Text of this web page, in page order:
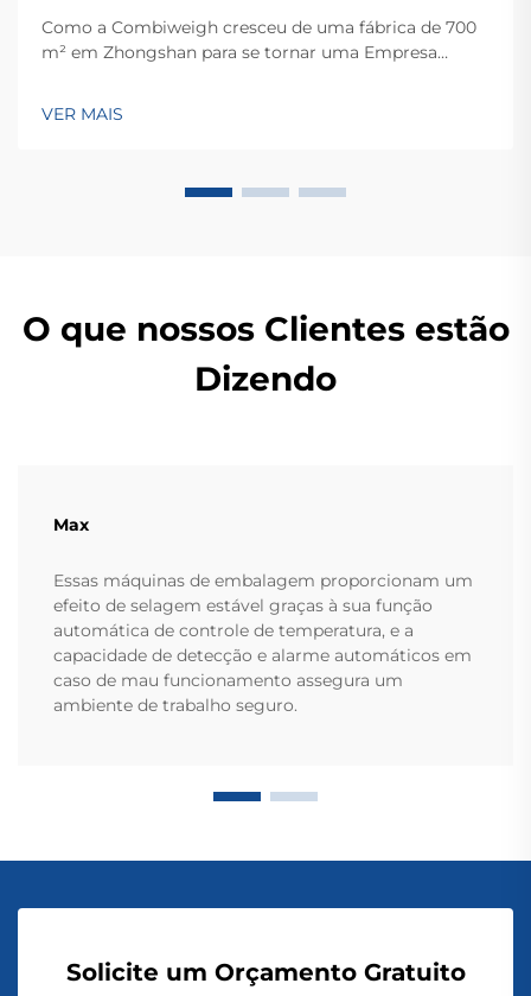
Como a Combiweigh cresceu de uma fábrica de 700
m² em Zhongshan para se tornar uma Empresa
pesagem — solicite ainda hoje uma consulta global
VER MAIS
O que nossos Clientes estão
Dizendo
Max
Essas máquinas de embalagem proporcionam um
efeito de selagem estável graças à sua função
automática de controle de temperatura, e a
capacidade de detecção e alarme automáticos em
caso de mau funcionamento assegura um
ambiente de trabalho seguro.
Solicite um Orçamento Gratuito